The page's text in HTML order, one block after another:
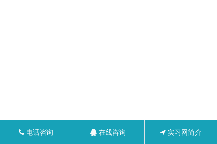
电话咨询 在线咨询 实习网简介